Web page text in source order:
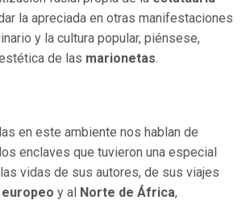
la apreciada en otras manifestaciones
y la cultura popular, piénsese,
de las marionetas.
en este ambiente nos hablan de
enclaves que tuvieron una especial
vidas de sus autores, de sus viajes
y al Norte de África,